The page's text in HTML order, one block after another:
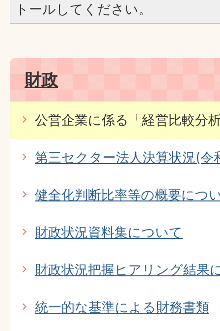
トールしてください。
財政
公営企業に係る「経営比較分
第三セクター法人決算状況(令
健全化判断比率等の概要につ
財政状況資料集について
財政状況把握ヒアリング結果
統一的な基準による財務書類